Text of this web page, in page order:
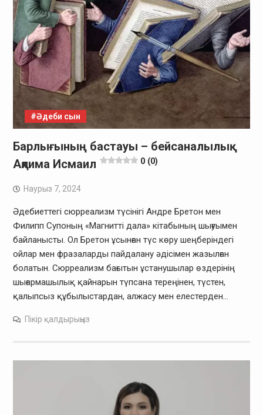
#Әдеби сын
Барлығының бастауы – бейсаналылық.
Ақлима Исмаил
0 (0)
Наурыз 7, 2024
Әдебиеттегі сюрреализм түсінігі Андре Бретон мен
Филипп Супоның «Магнитті дала» кітабының шығуымен
байланысты. Ол Бретон ұсынған түс көру шеңберіндегі
ойлар мен фразаларды пайдалану әдісімен жазылған
болатын. Сюрреализм бағытын ұстанушылар өздерінің
шығармашылық қайнарын түпсана тереңінен, түстен,
қалыпсыз құбылыстардан, алжасу мен елестерден…
Пікір қалдырыңыз